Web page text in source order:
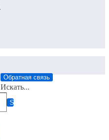
Обратная связь
Искать...